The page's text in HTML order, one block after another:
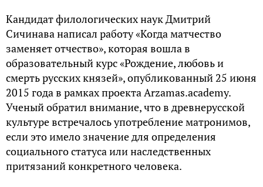
Кандидат филологических наук Дмитрий
Сичинава написал работу «Когда матчество
заменяет отчество», которая вошла в
образовательный курс «Рождение, любовь и
смерть русских князей», опубликованный 25 июня
2015 года в рамках проекта Arzamas.academy.
Ученый обратил внимание, что в древнерусской
культуре встречалось употребление матронимов,
если это имело значение для определения
социального статуса или наследственных
притязаний конкретного человека.